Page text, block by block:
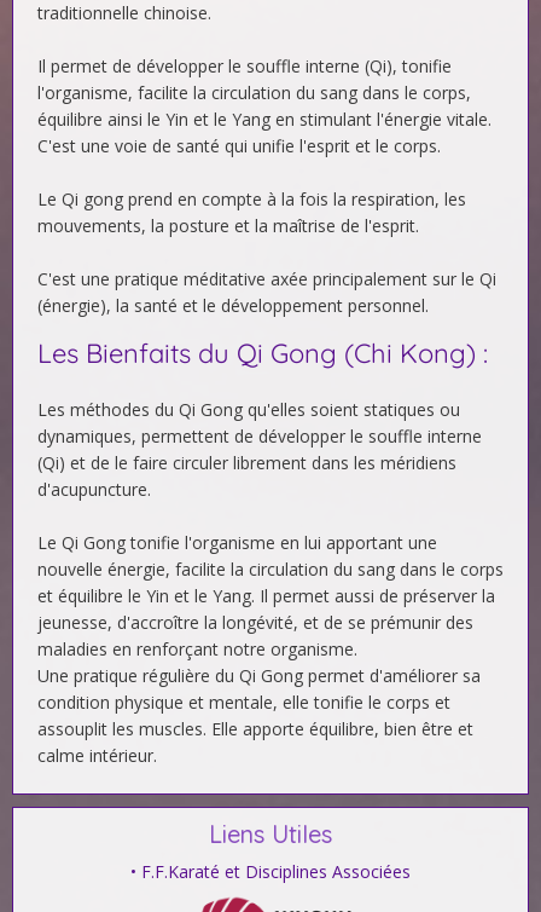
traditionnelle chinoise.
Il permet de développer le souffle interne (Qi), tonifie
l'organisme, facilite la circulation du sang dans le corps,
équilibre ainsi le Yin et le Yang en stimulant l'énergie vitale.
C'est une voie de santé qui unifie l'esprit et le corps.
Le Qi gong prend en compte à la fois la respiration, les
mouvements, la posture et la maîtrise de l'esprit.
C'est une pratique méditative axée principalement sur le Qi
(énergie), la santé et le développement personnel.
Les Bienfaits du Qi Gong (Chi Kong) :
Les méthodes du Qi Gong qu'elles soient statiques ou
dynamiques, permettent de développer le souffle interne
(Qi) et de le faire circuler librement dans les méridiens
d'acupuncture.
Le Qi Gong tonifie l'organisme en lui apportant une
nouvelle énergie, facilite la circulation du sang dans le corps
et équilibre le Yin et le Yang. Il permet aussi de préserver la
jeunesse, d'accroître la longévité, et de se prémunir des
maladies en renforçant notre organisme.
Une pratique régulière du Qi Gong permet d'améliorer sa
condition physique et mentale, elle tonifie le corps et
assouplit les muscles. Elle apporte équilibre, bien être et
calme intérieur.
Liens Utiles
• F.F.Karaté et Disciplines Associées